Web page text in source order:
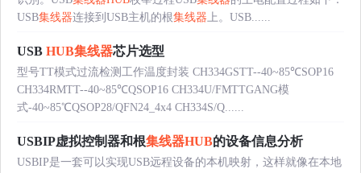
USB集线器连接到USB主机的根集线器上。USB......
USB HUB集线器芯片选型
型号TT模式过流检测工作温度封装 CH334GSTT--40~85℃SOP16
CH334RMTT--40~85℃QSOP16 CH334U/FMTTGANG模
式-40~85℃QSOP28/QFN24_4x4 CH334S/Q......
USBIP虚拟控制器和根集线器HUB的设备信息分析
USBIP是一套可以实现USB远程设备的本机映射，这样就像在本地